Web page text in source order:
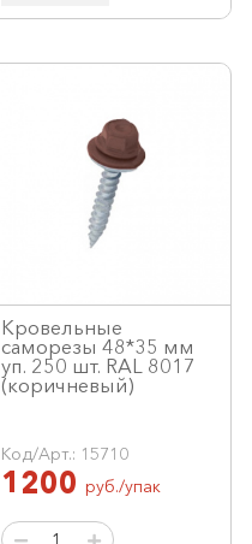
Кровельные
саморезы 48*35 мм
уп. 250 шт. RAL 8017
(коричневый)
Код/Арт.: 15710
1200 руб./упак